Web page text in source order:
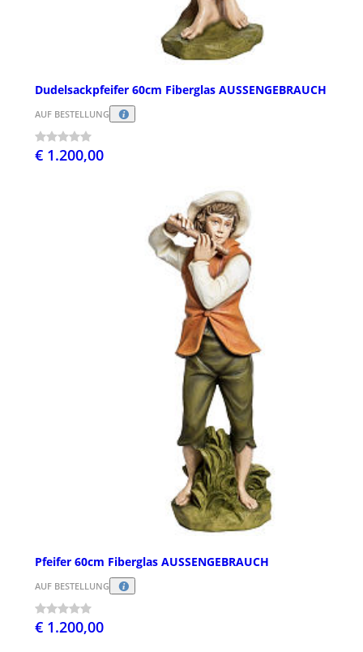
Dudelsackpfeifer 60cm Fiberglas AUSSENGEBRAUCH
AUF BESTELLUNG
€ 1.200,00
Pfeifer 60cm Fiberglas AUSSENGEBRAUCH
AUF BESTELLUNG
€ 1.200,00